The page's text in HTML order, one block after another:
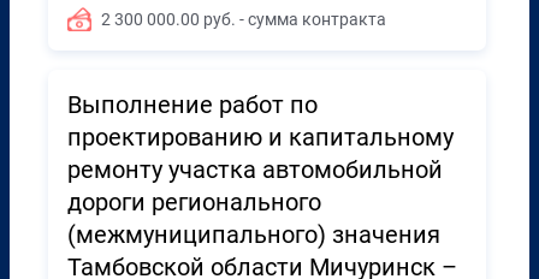
2 300 000.00 руб. - сумма контракта
Выполнение работ по
проектированию и капитальному
ремонту участка автомобильной
дороги регионального
(межмуниципального) значения
Тамбовской области Мичуринск –